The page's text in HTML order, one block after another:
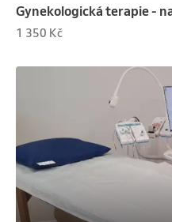
Gynekologická terapie -
1 350 Kč